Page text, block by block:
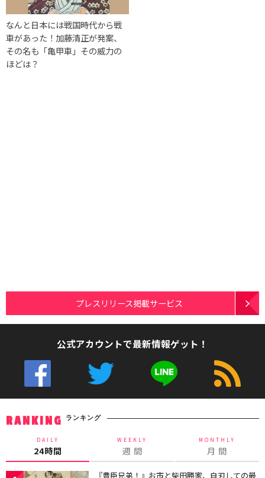
なんと日本には戦国時代から戦
車があった！加藤清正が発案、
その名も「亀甲車」その威力の
ほどは？
プレスリリース掲載サービス
公式アカウントで最新情報ゲット！
RANKING ランキング
DAILY
24時間
WEEKLY
週 間
MONTHLY
月 間
『豊臣兄弟！』お市と柴田勝家、自刃しての最